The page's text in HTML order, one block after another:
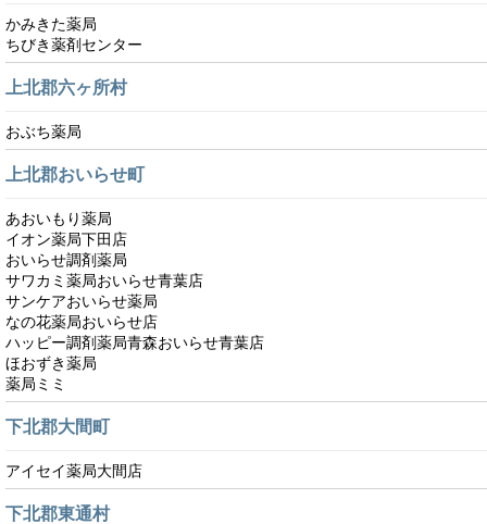
かみきた薬局
ちびき薬剤センター
上北郡六ヶ所村
おぶち薬局
上北郡おいらせ町
あおいもり薬局
イオン薬局下田店
おいらせ調剤薬局
サワカミ薬局おいらせ青葉店
サンケアおいらせ薬局
なの花薬局おいらせ店
ハッピー調剤薬局青森おいらせ青葉店
ほおずき薬局
薬局ミミ
下北郡大間町
アイセイ薬局大間店
下北郡東通村